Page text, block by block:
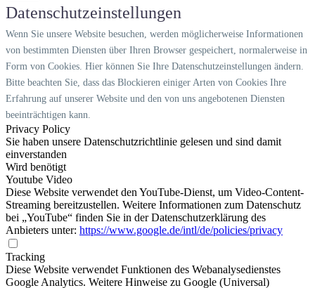
Datenschutzeinstellungen
Wenn Sie unsere Website besuchen, werden möglicherweise Informationen
von bestimmten Diensten über Ihren Browser gespeichert, normalerweise in
Form von Cookies. Hier können Sie Ihre Datenschutzeinstellungen ändern.
Bitte beachten Sie, dass das Blockieren einiger Arten von Cookies Ihre
Erfahrung auf unserer Website und den von uns angebotenen Diensten
beeinträchtigen kann.
Privacy Policy
Sie haben unsere Datenschutzrichtlinie gelesen und sind damit
einverstanden
Wird benötigt
Youtube Video
Diese Website verwendet den YouTube-Dienst, um Video-Content-
Streaming bereitzustellen. Weitere Informationen zum Datenschutz
bei „YouTube“ finden Sie in der Datenschutzerklärung des
Anbieters unter: https://www.google.de/intl/de/policies/privacy
Tracking
Diese Website verwendet Funktionen des Webanalysedienstes
Google Analytics. Weitere Hinweise zu Google (Universal)